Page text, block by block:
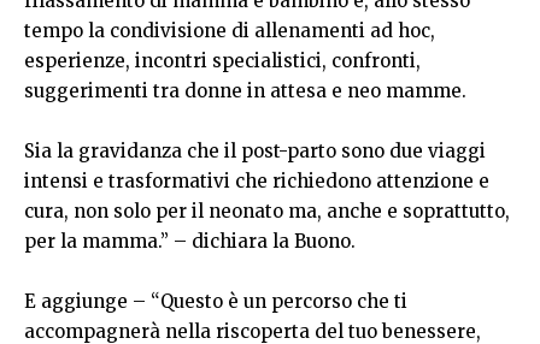
tempo la condivisione di allenamenti ad hoc,
esperienze, incontri specialistici, confronti,
suggerimenti tra donne in attesa e neo mamme.
Sia la gravidanza che il post-parto sono due viaggi
intensi e trasformativi che richiedono attenzione e
cura, non solo per il neonato ma, anche e soprattutto,
per la mamma.” – dichiara la Buono.
E aggiunge – “Questo è un percorso che ti
accompagnerà nella riscoperta del tuo benessere,